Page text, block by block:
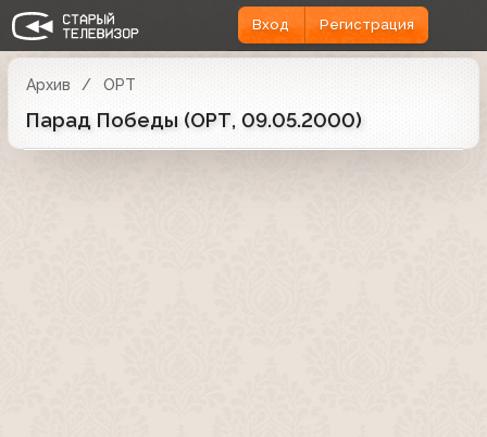
Вход Регистрация
Архив ОРТ
Парад Победы (ОРТ, 09.05.2000)